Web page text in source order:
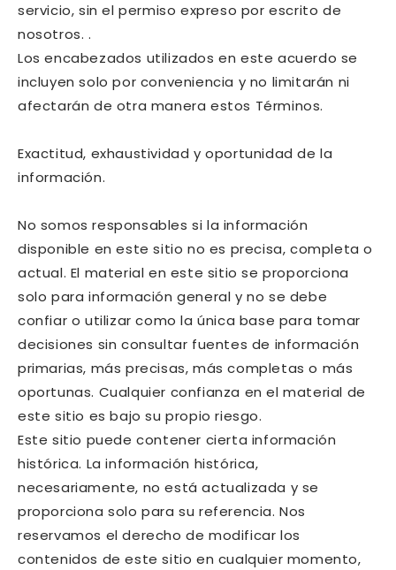
servicio, sin el permiso expreso por escrito de
nosotros. .
Los encabezados utilizados en este acuerdo se
incluyen solo por conveniencia y no limitarán ni
afectarán de otra manera estos Términos.
Exactitud, exhaustividad y oportunidad de la
información.
No somos responsables si la información
disponible en este sitio no es precisa, completa o
actual. El material en este sitio se proporciona
solo para información general y no se debe
confiar o utilizar como la única base para tomar
decisiones sin consultar fuentes de información
primarias, más precisas, más completas o más
oportunas. Cualquier confianza en el material de
este sitio es bajo su propio riesgo.
Este sitio puede contener cierta información
histórica. La información histórica,
necesariamente, no está actualizada y se
proporciona solo para su referencia. Nos
reservamos el derecho de modificar los
contenidos de este sitio en cualquier momento,